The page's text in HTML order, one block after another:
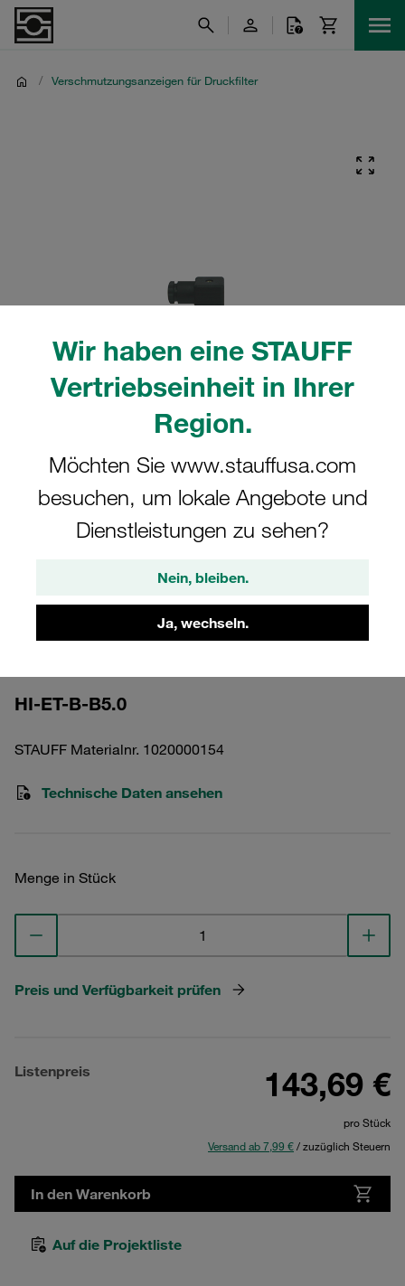
Wir haben eine STAUFF
Vertriebseinheit in Ihrer
Region.
Möchten Sie www.stauffusa.com
besuchen, um lokale Angebote und
Dienstleistungen zu sehen?
Nein, bleiben.
Ja, wechseln.
/ Verschmutzungsanzeigen für Druckfilter
Bitte beachten Sie: Das Bild dient nur zur Veranschaulichung und kann vom
tatsächlichen Produkt abweichen.
Verschmutzungsanzeige elektrisch
automatischer Reset Differenzdruck 5
HI-ET-B-B5.0
STAUFF Materialnr. 1020000154
Technische Daten ansehen
Menge in Stück
Preis und Verfügbarkeit prüfen
Listenpreis 143,69 €
pro Stück
Versand ab 7,99 €/ zuzüglich Steuern
In den Warenkorb
Auf die Projektliste